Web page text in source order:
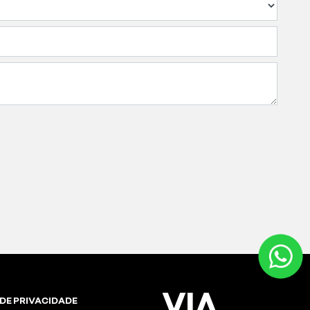
PRIVACIDADE